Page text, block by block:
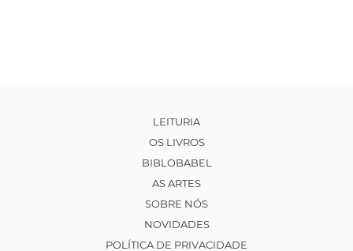
LEITURIA
OS LIVROS
BIBLOBABEL
AS ARTES
SOBRE NÓS
NOVIDADES
POLÍTICA DE PRIVACIDADE